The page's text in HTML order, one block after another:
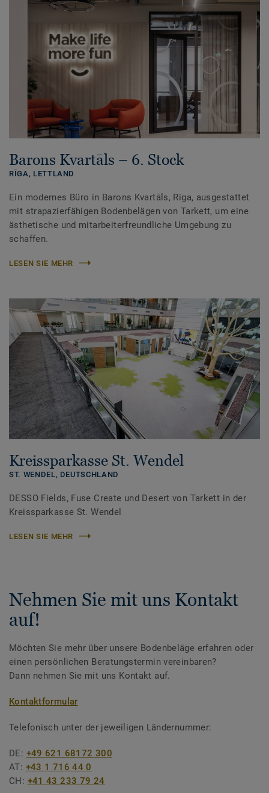
Barons Kvartāls – 6. Stock
RĪGA, LETTLAND
Ein modernes Büro in Barons Kvartāls, Riga, ausgestattet
mit strapazierfähigen Bodenbelägen von Tarkett, um eine
ästhetische und mitarbeiterfreundliche Umgebung zu
schaffen.
LESEN SIE MEHR
Kreissparkasse St. Wendel
ST. WENDEL, DEUTSCHLAND
DESSO Fields, Fuse Create und Desert von Tarkett in der
Kreissparkasse St. Wendel
LESEN SIE MEHR
Nehmen Sie mit uns Kontakt
auf!
Möchten Sie mehr über unsere Bodenbeläge erfahren oder
einen persönlichen Beratungstermin vereinbaren?
Dann nehmen Sie mit uns Kontakt auf.
Kontaktformular
Telefonisch unter der jeweiligen Ländernummer:
DE: +49 621 68172 300
AT: +43 1 716 44 0
CH: +41 43 233 79 24